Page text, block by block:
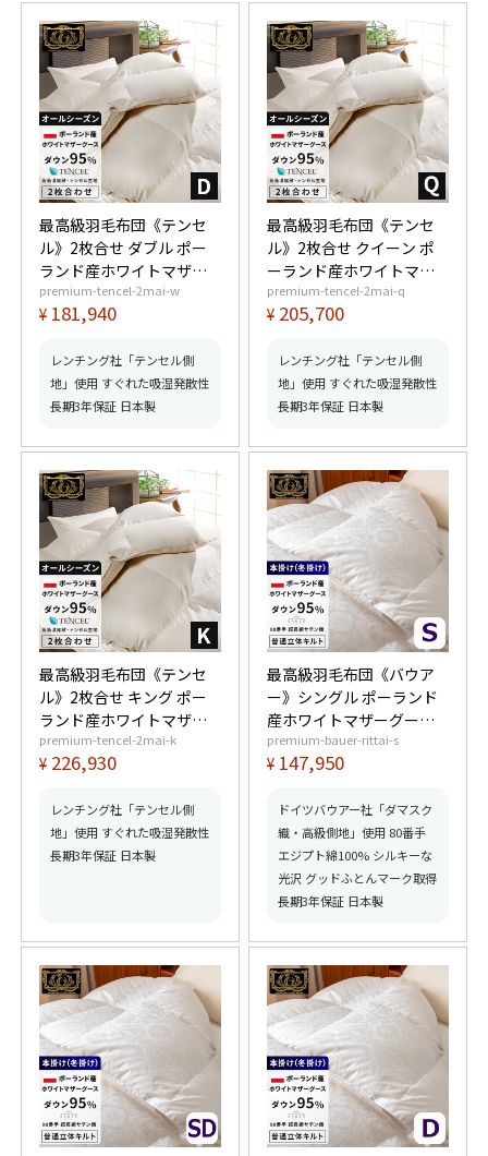
最高級羽毛布団《テンセ
ル》2枚合せ ダブル ポー
ランド産ホワイトマザー
グースダウン95% (440dp
以上) 合掛1.2kg、薄掛
ムゴールド取得】【グッ
ドふとんマーク取得】
premium-tencel-2mai-w
¥ 181,940
レンチング社「テンセル側
地」使用 すぐれた吸湿発散性
長期3年保証 日本製
最高級羽毛布団《テンセ
ル》2枚合せ クイーン ポ
ーランド産ホワイトマザ
ーグースダウン95%
(440dp以上) 合掛1.3kg、
アムゴールド取得】【グ
ッドふとんマーク取得】
premium-tencel-2mai-q
¥ 205,700
レンチング社「テンセル側
地」使用 すぐれた吸湿発散性
長期3年保証 日本製
最高級羽毛布団《テンセ
ル》2枚合せ キング ポー
ランド産ホワイトマザー
グースダウン95% (440dp
以上) 合掛1.4kg、薄掛
ムゴールド取得】【グッ
ドふとんマーク取得】
premium-tencel-2mai-k
¥ 226,930
レンチング社「テンセル側
地」使用 すぐれた吸湿発散性
長期3年保証 日本製
最高級羽毛布団《バウア
ー》シングル ポーランド
産ホワイトマザーグース
ダウン95% (440dp以上)
羽毛量1.3kg 【6つ星プレ
【グッドふとんマーク取
得】
premium-bauer-rittai-s
¥ 147,950
ドイツバウアー社「ダマスク
織・高級側地」使用 80番手
エジプト綿100% シルキーな
光沢 グッドふとんマーク取得
長期3年保証 日本製